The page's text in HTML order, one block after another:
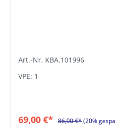
Art.-Nr. KBA.101996
VPE: 1
69,00 €* 86,00 €*(20%